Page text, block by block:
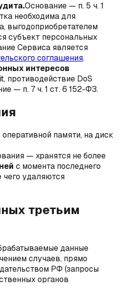
Основание — п. 5 ч. 1
необходима для
выгодоприобретателем
субъект персональных
Сервиса является
соглашения.
интересов
противодействие DoS
— п. 7 ч. 1 ст. 6 152-ФЗ.
памяти, на диск
— хранятся не более
с момента последнего
чего удаляются
третьим
данные
случаев, прямо
РФ (запросы
органов